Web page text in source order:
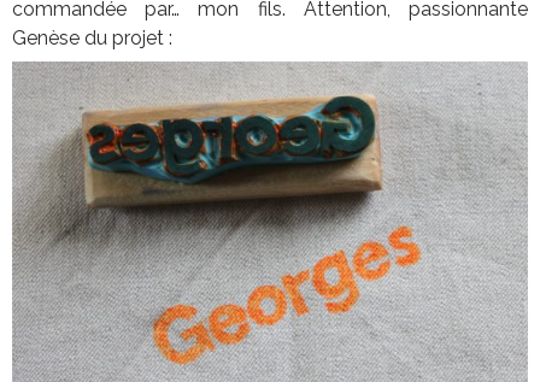
commandée par… mon fils. Attention, passionnante
Genèse du projet :